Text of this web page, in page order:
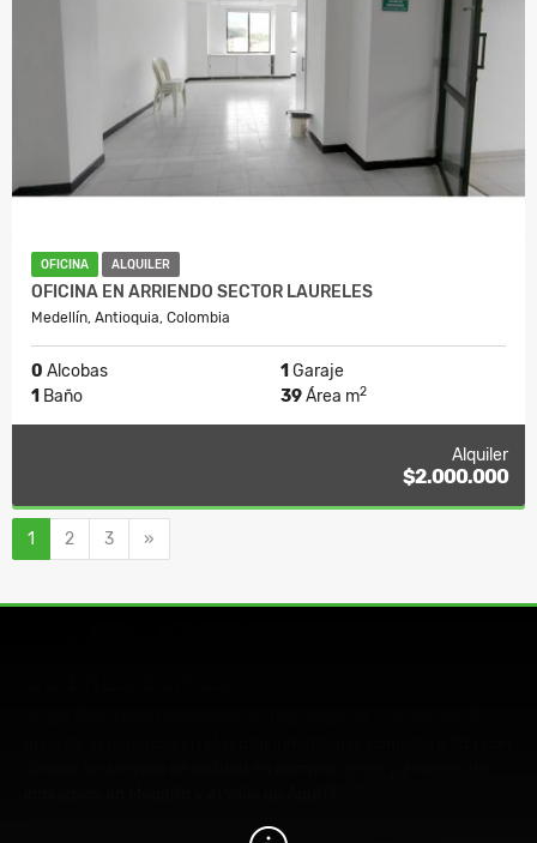
OFICINA ALQUILER
OFICINA EN ARRIENDO SECTOR LAURELES
Medellín, Antioquia, Colombia
0 Alcobas 1 Garaje
1 Baño 39Área m2
Alquiler
$2.000.000
1 2 3 »